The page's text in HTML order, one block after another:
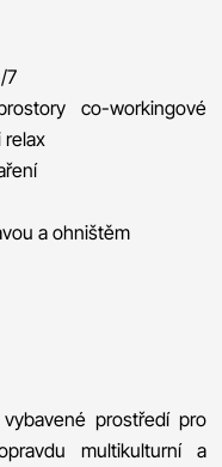
7
co-workingové
relax
a ohništěm
prostředí pro
multikulturní a